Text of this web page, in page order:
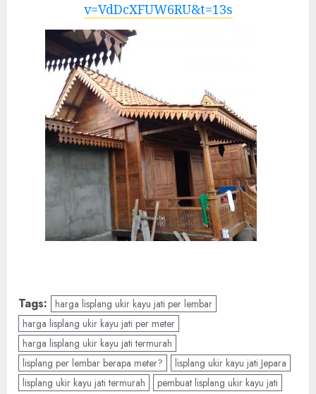
v=VdDcXFUW6RU&t=13s
Tags: harga lisplang ukir kayu jati per lembar
harga lisplang ukir kayu jati per meter
harga lisplang ukir kayu jati termurah
lisplang per lembar berapa meter?
lisplang ukir kayu jati Jepara
lisplang ukir kayu jati termurah
pembuat lisplang ukir kayu jati